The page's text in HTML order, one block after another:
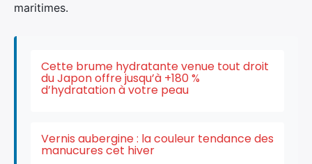
maritimes.
Cette brume hydratante venue tout droit
du Japon offre jusqu’à +180 %
d’hydratation à votre peau
Vernis aubergine : la couleur tendance des
manucures cet hiver